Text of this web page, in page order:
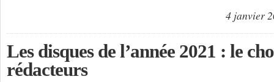
4 janvier
Les disques de l’année 2021 : le
rédacteurs